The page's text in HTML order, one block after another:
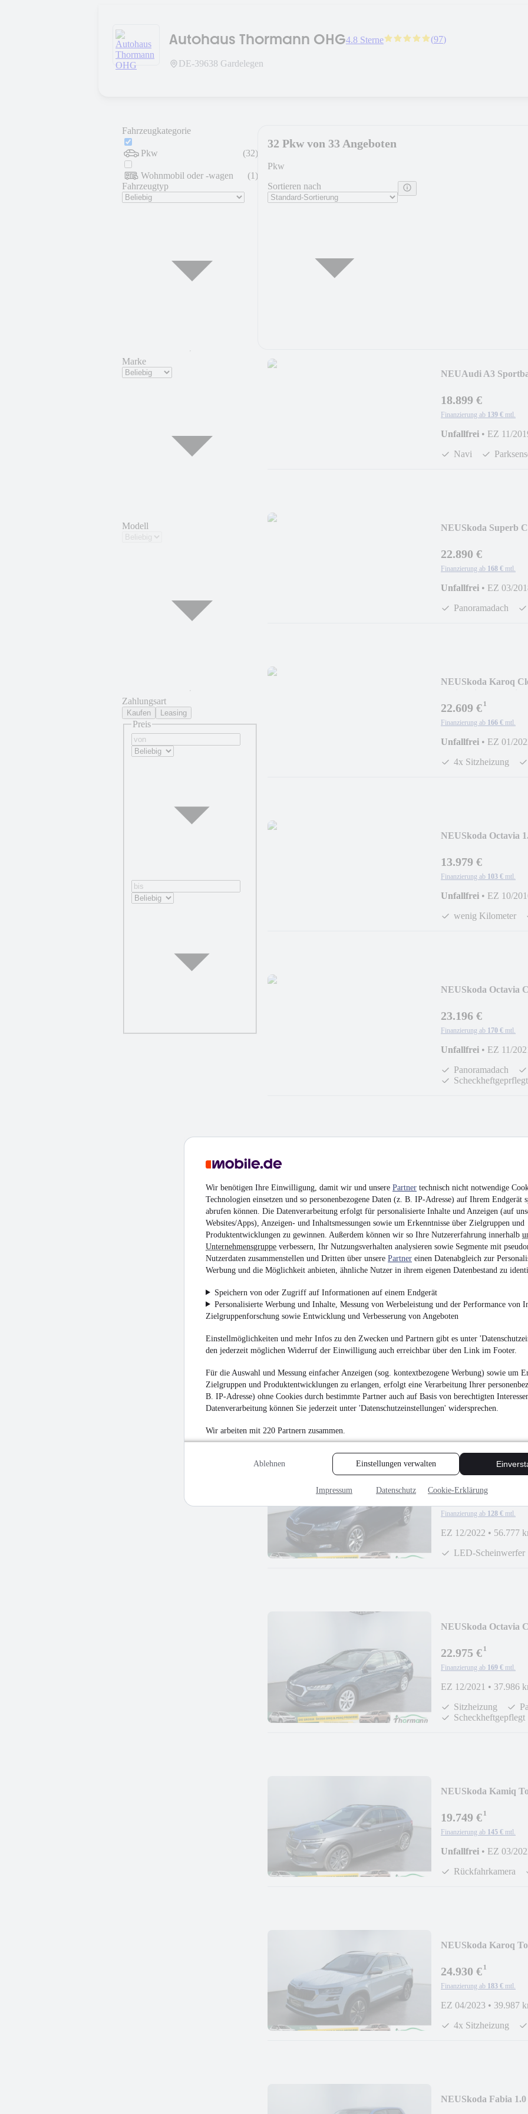
Wir benötigen Ihre Einwilligung, damit wir und unsere Partner technisch nicht notwendige
Technologien einsetzen und so personenbezogene Daten (z. B. IP-Adresse) auf Ihrem Endgerät
abrufen können. Die Datenverarbeitung erfolgt für personalisierte Inhalte und Anzeigen (auf
Websites/Apps), Anzeigen- und Inhaltsmessungen sowie um Erkenntnisse über Zielgruppen und
Produktentwicklungen zu gewinnen. Außerdem können wir so Ihre Nutzererfahrung innerhalb
Unternehmensgruppe verbessern, Ihr Nutzungsverhalten analysieren sowie Segmente mit
Nutzerdaten zusammenstellen und Dritten über unsere Partner einen Datenabgleich zur
Werbung und die Möglichkeit anbieten, ähnliche Nutzer in ihrem eigenen Datenbestand zu
Speichern von oder Zugriff auf Informationen auf einem Endgerät
Personalisierte Werbung und Inhalte, Messung von Werbeleistung und der Performance von
Zielgruppenforschung sowie Entwicklung und Verbesserung von Angeboten
Einstellmöglichkeiten und mehr Infos zu den Zwecken und Partnern gibt es unter
den jederzeit möglichen Widerruf der Einwilligung auch erreichbar über den Link im Footer.
Für die Auswahl und Messung einfacher Anzeigen (sog. kontextbezogene Werbung) sowie um
Zielgruppen und Produktentwicklungen zu erlangen, erfolgt eine Verarbeitung Ihrer
B. IP-Adresse) ohne Cookies durch bestimmte Partner auch auf Basis von berechtigten
Datenverarbeitung können Sie jederzeit unter 'Datenschutzeinstellungen' widersprechen.
Wir arbeiten mit 220 Partnern zusammen.
Ablehnen Einstellungen verwalten
Impressum Datenschutz Cookie-Erklärung
Autohaus Thormann OHG4.8 Sterne (97)
DE-39638 Gardelegen
Fahrzeugkategorie
Pkw (32)
Wohnmobil oder -wagen (1)
Fahrzeugtyp
Marke
Modell
Zahlungsart
Kaufen Leasing
Preis
32 Pkw von 33 Angeboten
Pkw
Sortieren nach
NEUAudi A3
18.899 €
Finanzierung ab 139 € mtl.
Unfallfrei • EZ 11/
Navi
NEUSkoda Superb
22.890 €
Finanzierung ab 168 € mtl.
Unfallfrei • EZ 03/
Panoramadach
NEUSkoda Karoq
22.609 €¹
Finanzierung ab 166 € mtl.
Unfallfrei • EZ 01/
4x Sitzheizung
NEUSkoda Octavia
13.979 €
Finanzierung ab 103 € mtl.
Unfallfrei • EZ 10/
wenig Kilometer
NEUSkoda Octavia
23.196 €
Finanzierung ab 170 € mtl.
Unfallfrei • EZ 11/
Panoramadach
Scheckheftgeprflegt
Skoda Karoq
Finanzierung ab 213 €
EZ 01/2022•71.738
Rückfahrkamera
NEU Skoda Scala
13.786 €
Finanzierung ab 102 € mtl.
Unfallfrei • EZ 10/
Parksensoren hinten
Scheckheftgepflegt
NEUSkoda Fabia
17.393 €¹
Finanzierung ab 128 € mtl.
EZ 12/2022 • 56.777
LED-Scheinwerfer
NEUSkoda Octavia
22.975 €¹
Finanzierung ab 169 € mtl.
EZ 12/2021 • 37.986
Sitzheizung
Scheckheftgepflegt
NEUSkoda Kamiq
19.749 €¹
Finanzierung ab 145 € mtl.
Unfallfrei • EZ 03/
Rückfahrkamera
NEUSkoda Karoq
24.930 €¹
Finanzierung ab 183 € mtl.
EZ 04/2023 • 39.987
4x Sitzheizung
NEUSkoda Fabia